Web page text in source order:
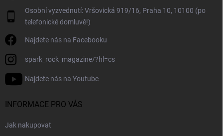
Osobní vyzvednutí: Vršovická 919/16, Praha 10, 10100 (po
telefonické domluvě!)
Najdete nás na Facebooku
spark_rock_magazine/?hl=cs
Najdete nás na Youtube
INFORMACE PRO VÁS
Jak nakupovat